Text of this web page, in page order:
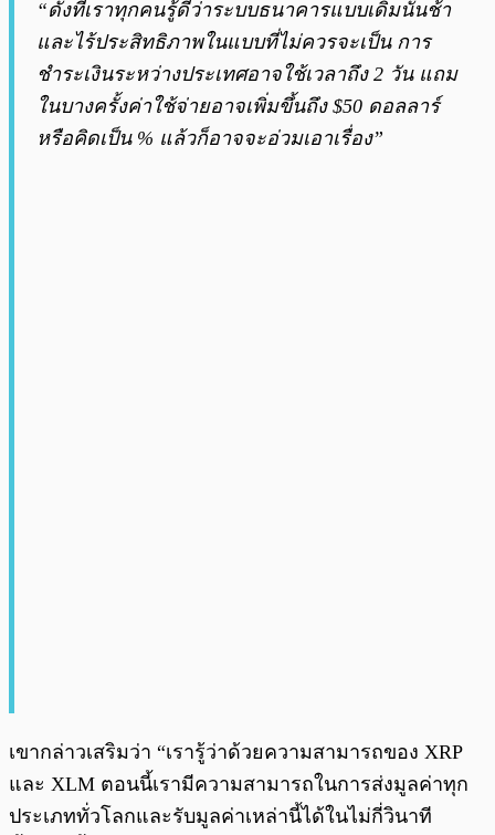
“ดังที่เราทุกคนรู้ดีว่าระบบธนาคารแบบเดิมนั้นช้า
และไร้ประสิทธิภาพในแบบที่ไม่ควรจะเป็น การ
ชำระเงินระหว่างประเทศอาจใช้เวลาถึง 2 วัน แถม
ในบางครั้งค่าใช้จ่ายอาจเพิ่มขึ้นถึง $50 ดอลลาร์
หรือคิดเป็น % แล้วก็อาจจะอ่วมเอาเรื่อง”
เขากล่าวเสริมว่า “เรารู้ว่าด้วยความสามารถของ XRP
และ XLM ตอนนี้เรามีความสามารถในการส่งมูลค่าทุก
ประเภททั่วโลกและรับมูลค่าเหล่านี้ได้ในไม่กี่วินาที